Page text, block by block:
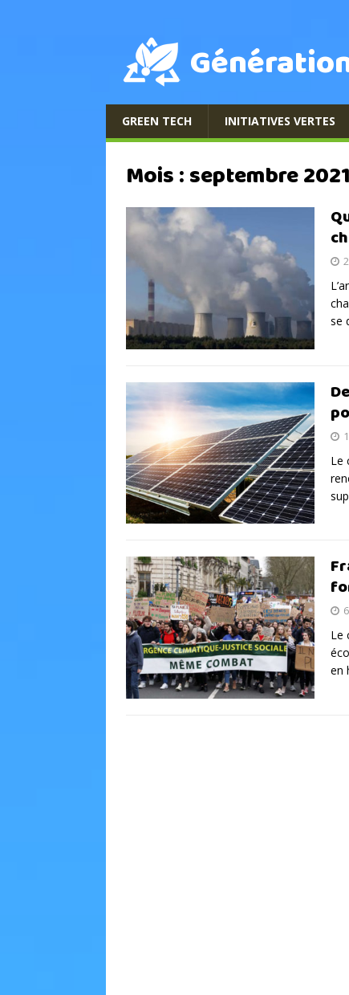
GREEN TECH INITIATIVES VERTES
Mois :septembre 2021
se
Le
Le
en